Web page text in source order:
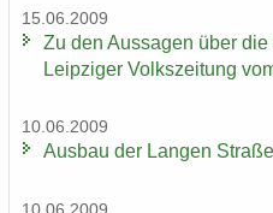
15.06.2009
Zu den Aus­sa­gen über
Leip­zi­ger Volks­zei­tung
10.06.2009
Aus­bau der Lan­gen